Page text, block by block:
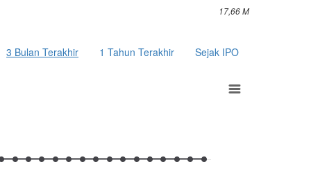
17,66 M
3 Bulan Terakhir 1 Tahun Terakhir Sejak IPO